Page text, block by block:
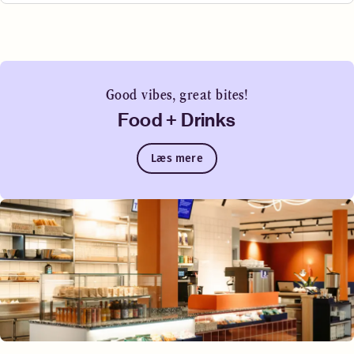
Good vibes, great bites!
Food + Drinks
Læs mere